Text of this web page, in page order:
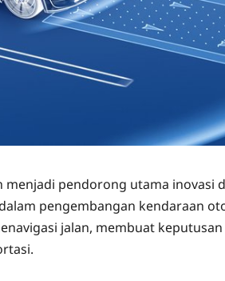
menjadi pendorong utama inovasi
pengembangan kendaraan
jalan, membuat